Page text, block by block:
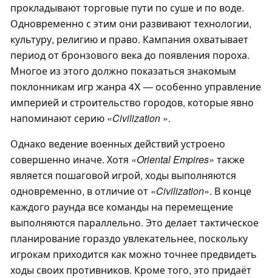
прокладывают торговые пути по суше и по воде.
Одновременно с этим они развивают технологии,
культуру, религию и право. Кампания охватывает
период от бронзового века до появления пороха.
Многое из этого должно показаться знакомым
поклонникам игр жанра 4X — особенно управление
империей и строительство городов, которые явно
напоминают серию «Civilization ».
Однако ведение военных действий устроено
совершенно иначе. Хотя «Oriental Empires» также
является пошаговой игрой, ходы выполняются
одновременно, в отличие от «Civilization». В конце
каждого раунда все команды на перемещение
выполняются параллельно. Это делает тактическое
планирование гораздо увлекательнее, поскольку
игрокам приходится как можно точнее предвидеть
ходы своих противников. Кроме того, это придаёт